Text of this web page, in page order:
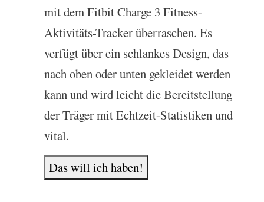
mit dem Fitbit Charge 3 Fitness-
Aktivitäts-Tracker überraschen. Es
verfügt über ein schlankes Design, das
nach oben oder unten gekleidet werden
kann und wird leicht die Bereitstellung
der Träger mit Echtzeit-Statistiken und
vital.
Das will ich haben!